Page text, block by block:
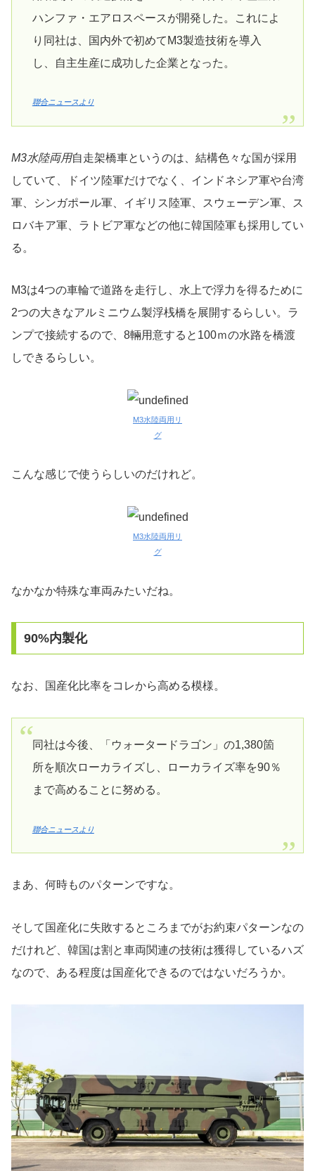
ハンファ・エアロスペースが開発した。これによ
り同社は、国内外で初めてM3製造技術を導入
し、自主生産に成功した企業となった。
聯合ニュースより
M3水陸両用自走架橋車というのは、結構色々な国が採用
していて、ドイツ陸軍だけでなく、インドネシア軍や台湾
軍、シンガポール軍、イギリス陸軍、スウェーデン軍、ス
ロバキア軍、ラトビア軍などの他に韓国陸軍も採用してい
る。
M3は4つの車輪で道路を走行し、水上で浮力を得るために
2つの大きなアルミニウム製浮桟橋を展開するらしい。ラ
ンプで接続するので、8輛用意すると100ｍの水路を橋渡
しできるらしい。
M3水陸両用リ
グ
こんな感じで使うらしいのだけれど。
M3水陸両用リ
グ
なかなか特殊な車両みたいだね。
90%内製化
なお、国産化比率をコレから高める模様。
同社は今後、「ウォータードラゴン」の1,380箇
所を順次ローカライズし、ローカライズ率を90％
まで高めることに努める。
聯合ニュースより
まあ、何時ものパターンですな。
そして国産化に失敗するところまでがお約束パターンなの
だけれど、韓国は割と車両関連の技術は獲得しているハズ
なので、ある程度は国産化できるのではないだろうか。